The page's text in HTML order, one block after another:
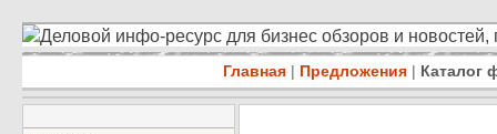
Деловой инфо-ресурс для бизнес обзоров и
Главная | Предложения | Каталог